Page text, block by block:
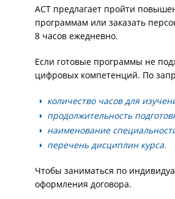
АСТ предлагает пройти
программам или заказать
8 часов ежедневно.
Если готовые программы не
цифровых компетенций. По
количество часов для
продолжительность
наименование
перечень дисциплин курса.
Чтобы заниматься по
оформления договора.